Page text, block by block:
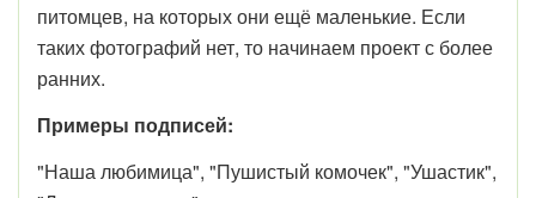
питомцев, на которых они ещё маленькие. Если
таких фотографий нет, то начинаем проект с более
ранних.
Примеры подписей:
"Наша любимица", "Пушистый комочек", "Ушастик",